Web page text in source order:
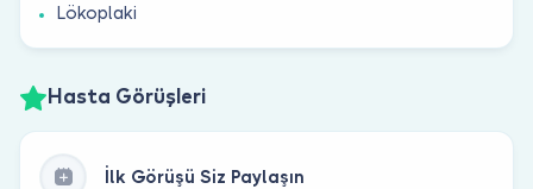
Lökoplaki
Hasta Görüşleri
İlk Görüşü Siz Paylaşın